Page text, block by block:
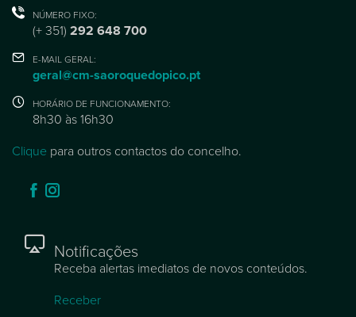
NÚMERO FIXO:
(+ 351) 292 648 700
E-MAIL GERAL:
geral@cm-saoroquedopico.pt
HORÁRIO DE FUNCIONAMENTO:
8h30 às 16h30
Clique para outros contactos do concelho.
Notificações
Receba alertas imediatos de novos conteúdos.
Receber